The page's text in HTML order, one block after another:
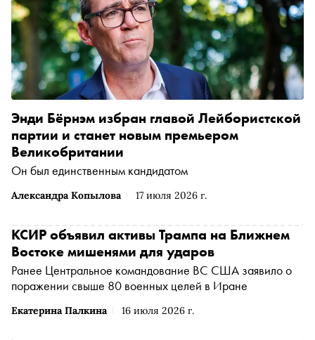
Александра Копылова 17 июля 2026 г.
Энди Бёрнэм избран главой Лейбористской
партии и станет новым премьером
Великобритании
Он был единственным кандидатом
Екатерина Палкина 16 июля 2026 г.
КСИР объявил активы Трампа на Ближнем
Востоке мишенями для ударов
Ранее Центральное командование ВС США заявило о
поражении свыше 80 военных целей в Иране